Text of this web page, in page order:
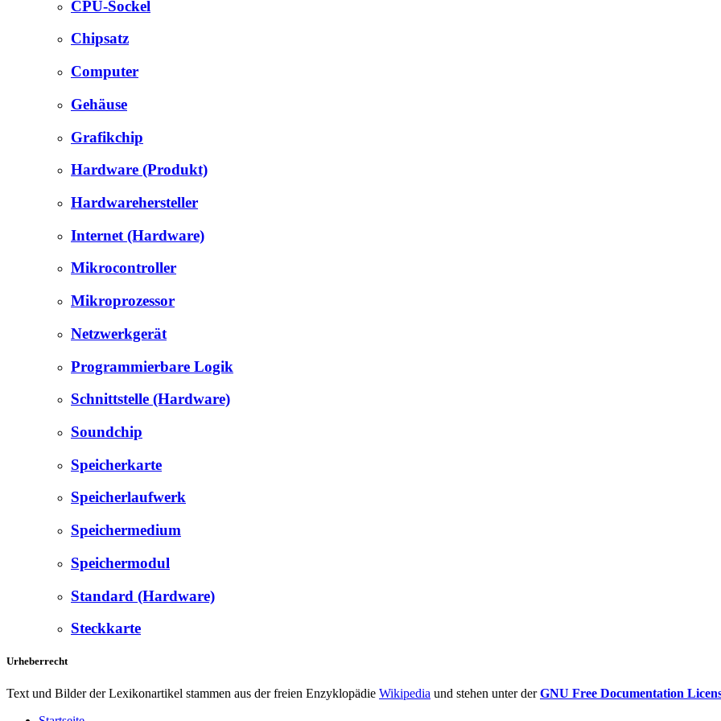
CPU-Sockel
Chipsatz
Computer
Gehäuse
Grafikchip
Hardware (Produkt)
Hardwarehersteller
Internet (Hardware)
Mikrocontroller
Mikroprozessor
Netzwerkgerät
Programmierbare Logik
Schnittstelle (Hardware)
Soundchip
Speicherkarte
Speicherlaufwerk
Speichermedium
Speichermodul
Standard (Hardware)
Steckkarte
Urheberrecht
Text und Bilder der Lexikonartikel stammen aus der freien Enzyklopädie Wikipedia und stehen unter derGNU Free Documentation